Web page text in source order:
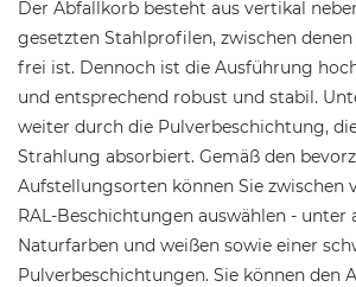
Der Abfallkorb besteht aus vertikal
gesetzten Stahlprofilen, zwischen
frei ist. Dennoch ist die Ausführung
und entsprechend robust und stabil.
weiter durch die Pulverbeschichtung,
Strahlung absorbiert. Gemäß den
Aufstellungsorten können Sie zwischen
RAL-Beschichtungen auswählen - unter
Naturfarben und weißen sowie einer
Pulverbeschichtungen. Sie können den